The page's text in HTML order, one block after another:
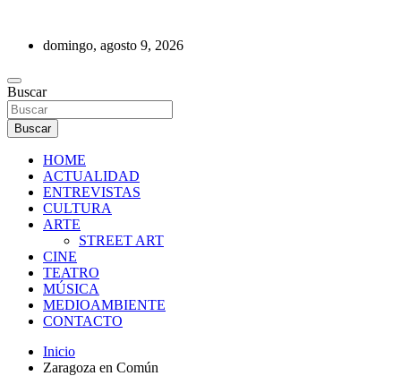
contenidodomingo, agosto 9, 2026
REVISTA DE PRENSA
Buscar
Buscar
HOME
ACTUALIDAD
ENTREVISTAS
CULTURA
ARTE
STREET ART
CINE
TEATRO
MÚSICA
MEDIOAMBIENTE
CONTACTO
Inicio
Zaragoza en Común